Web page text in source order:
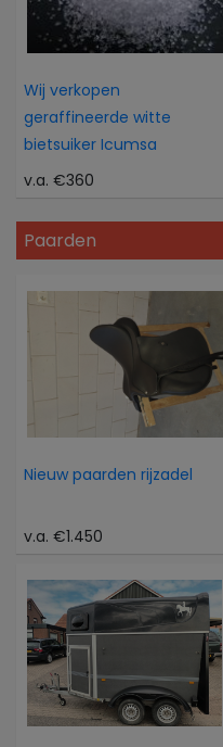
Wij verkopen
geraffineerde witte
bietsuiker Icumsa
v.a. €360
Paarden
Nieuw paarden rijzadel
v.a. €1.450